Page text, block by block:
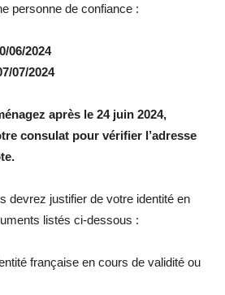
personne de confiance :
06/2024
07/2024
après le 24 juin 2024,
consulat pour vérifier l’adresse
devrez justifier de votre identité en
listés ci-dessous :
française en cours de validité ou